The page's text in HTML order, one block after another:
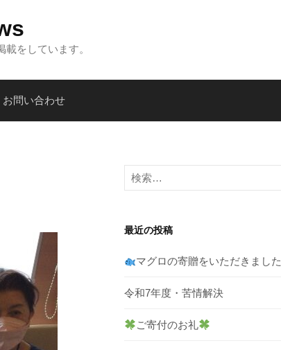
をしています。
お問い合わせ
検
索:
最近の投稿
マグロの寄贈をいただきました
令和7年度・苦情解決
ご寄付のお礼